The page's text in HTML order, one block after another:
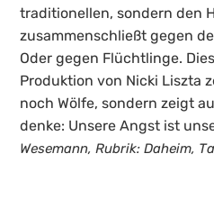
traditionellen, sondern den
zusammenschließt gegen
Oder gegen Flüchtlinge.
Produktion von Nicki Liszta
noch Wölfe, sondern zeigt
denke: Unsere Angst ist
Wesemann, Rubrik: Daheim,